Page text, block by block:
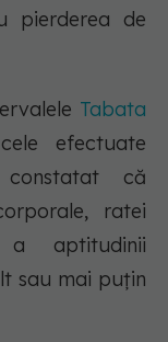
pierderea de
Tabata
efectuate
constatat că
ratei
aptitudinii
sau mai puțin